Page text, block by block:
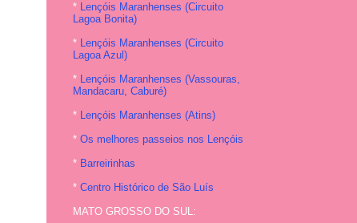
* Lençóis Maranhenses (Circuito
Lagoa Bonita)
* Lençóis Maranhenses (Circuito
Lagoa Azul)
* Lençóis Maranhenses (Vassouras,
Mandacaru, Caburé)
* Lençóis Maranhenses (Atins)
* Os melhores passeios nos Lençóis
* Barreirinhas
* Centro Histórico de São Luís
MATO GROSSO DO SUL: